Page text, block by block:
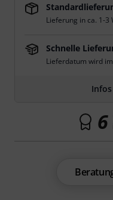
Lieferung in ca. 1-3
Schnelle
Lieferdatum wird
6